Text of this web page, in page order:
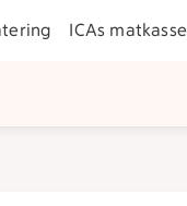
ICAs matkasse